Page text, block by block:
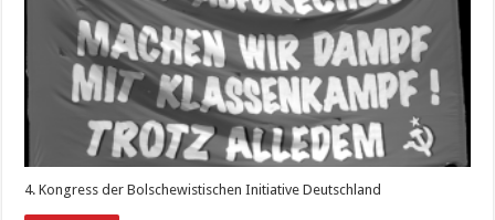
4. Kongress der Bolschewistischen Initiative Deutschland